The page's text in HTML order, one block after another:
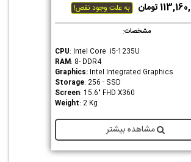
تومان به علت وجود نقص!
مشخصات:
CPU: Intel Core i5-1235U
RAM: 8- DDR4
Graphics: Intel Integrated Graphics
Storage: 256 - SSD
Screen: 15.6" FHD X360
Weight: 2 Kg
مشاهده بیشتر